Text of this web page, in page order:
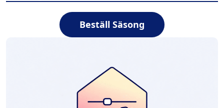
Beställ Säsong